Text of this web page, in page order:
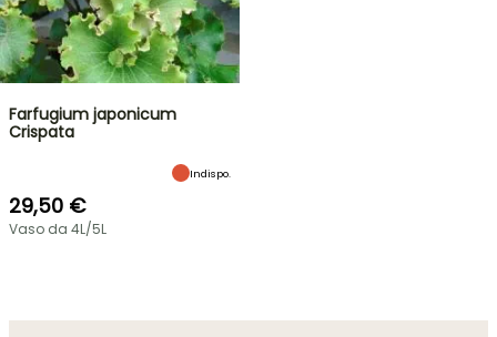
Farfugium japonicum
Crispata
Indispo.
29,50 €
Vaso da 4L/5L